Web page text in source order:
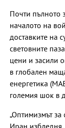
Почти пълното
началото на
доставките на
световните
цени и засили
в глобален
енергетика
големия шок в
„Оптимизмът
Иран избледня,